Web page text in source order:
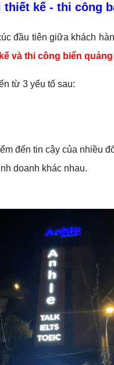
kế - thi công
đầu tiên giữa khách
và thi công biển
từ 3 yếu tố sau:
đến tin cậy của nhiều
doanh khác nhau.